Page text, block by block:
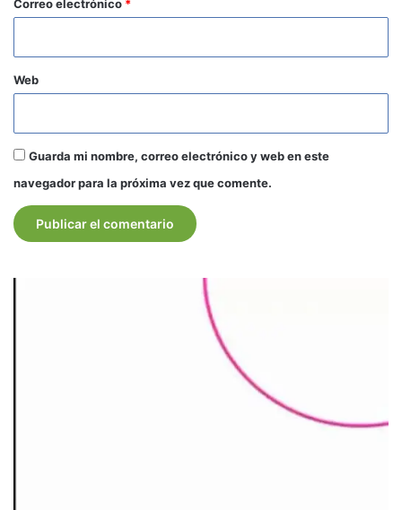
*
Correo electrónico *
Web
Guarda mi nombre, correo electrónico y web en este
navegador para la próxima vez que comente.